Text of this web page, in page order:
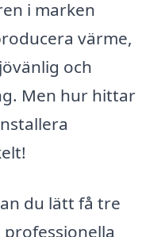
i marken
värme,
och
Men hur hittar
du lätt få tre